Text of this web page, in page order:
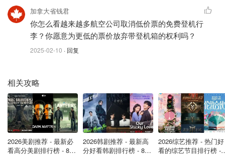
华人女子分享经济舱免费托运行李窍
门，赶快学起来！
羊毛难薅！机票价格下降，加拿大各
航空公司却上涨这些费用！
OOliviaZZ 1346
加拿大省钱君
你怎么看越来越多航空公司取消低价票的免费登机行
李？你愿意为更低的票价放弃带登机箱的权利吗？
2025-02-10 · 回复
相关攻略
2026美剧推荐 - 最新必
看高分美剧排行榜 - 8月
2026韩剧推荐 - 最新高
分好看韩剧排行榜 - 8月
2026综艺推荐 - 热门好
看的综艺节目排行榜 -